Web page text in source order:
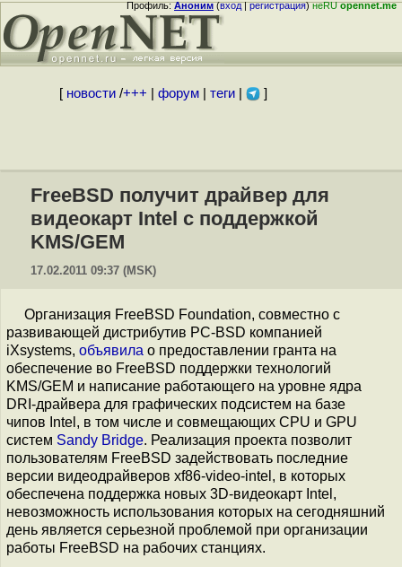
Профиль:Аноним(вход|регистрация)неRUopennet.me
[ новости/+++ форум| теги| ]
FreeBSD получит драйвер для
видеокарт Intel с поддержкой
KMS/GEM
17.02.2011 09:37 (MSK)
Организация FreeBSD Foundation, совместно с
развивающей дистрибутив PC-BSD компанией
iXsystems, объявила о предоставлении гранта на
обеспечение во FreeBSD поддержки технологий
KMS/GEM и написание работающего на уровне ядра
DRI-драйвера для графических подсистем на базе
чипов Intel, в том числе и совмещающих CPU и GPU
систем Sandy Bridge. Реализация проекта позволит
пользователям FreeBSD задействовать последние
версии видеодрайверов xf86-video-intel, в которых
обеспечена поддержка новых 3D-видеокарт Intel,
невозможность использования которых на сегодняшний
день является серьезной проблемой при организации
работы FreeBSD на рабочих станциях.